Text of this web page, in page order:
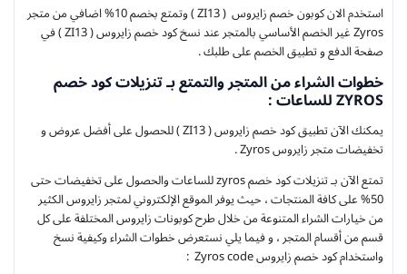
استخدم الان كوبون خصم زايروس ( ZI13 ) وتمتع بخصم 10% اضافي من متجر
Zyros غير الخصم الأساسي بالمتجر عند نسخ كود خصم زايروس ( ZI13 ) في
صفحة الدفع و تطبيق الخصم على طلبك .
خطوات الشراء من المتجر والتمتع بـ تنزيلات كود خصم
ZYROS للساعات :
يمكنك الآن تطبيق كود خصم زايروس ( ZI13 ) للحصول على أفضل عروض و
تخفيضات متجر زايروس Zyros .
تمتع الآن بـ تنزيلات كود خصم zyros للساعات والحصول على تخفيضات حتى
50% على كافة المنتجات ، حيث يوفر الموقع الإلكتروني لمتجر زايروس الكثير
من خيارات الشراء المتنوعة من خلال طرح كوبونات زايروس المختلفة على كل
قسم من أقسام المتجر ، و فيما يلي نستعرض خطوات الشراء وكيفية نسخ
واستخدام كود خصم زايروس Zyros code :